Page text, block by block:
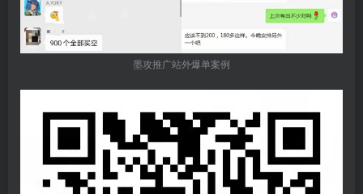
墨攻推广站外爆单案例